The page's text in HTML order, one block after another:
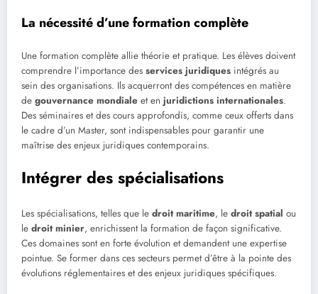
La nécessité d’une formation complète
Une formation complète allie théorie et pratique. Les élèves doivent
comprendre l’importance des services juridiques intégrés au
sein des organisations. Ils acquerront des compétences en matière
de gouvernance mondiale et en juridictions internationales.
Des séminaires et des cours approfondis, comme ceux offerts dans
le cadre d’un Master, sont indispensables pour garantir une
maîtrise des enjeux juridiques contemporains.
Intégrer des spécialisations
Les spécialisations, telles que le droit maritime, le droit spatial ou
le droit minier, enrichissent la formation de façon significative.
Ces domaines sont en forte évolution et demandent une expertise
pointue. Se former dans ces secteurs permet d’être à la pointe des
évolutions réglementaires et des enjeux juridiques spécifiques.